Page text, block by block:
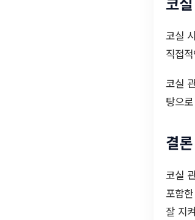
코실
직접
코실
탕으
결론
코실
포함
잘 지